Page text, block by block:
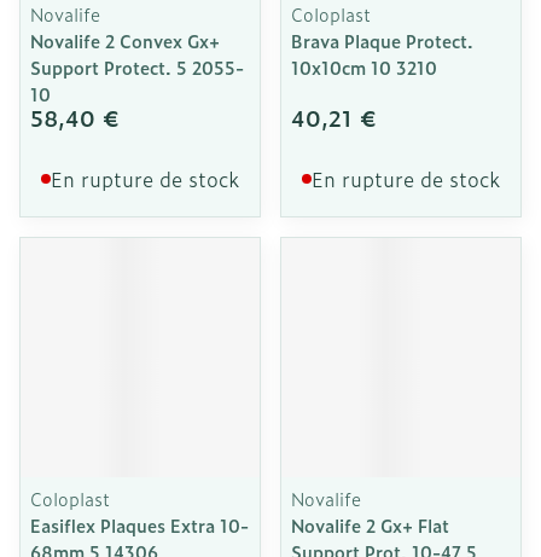
Novalife
Novalife 2 Convex Gx+
Support Protect. 5 2055-
10
58,40 €
En rupture de stock
Coloplast
Brava Plaque Protect.
10x10cm 10 3210
40,21 €
En rupture de stock
Coloplast
Easiflex Plaques Extra 10-
68mm 5 14306
Novalife
Novalife 2 Gx+ Flat
Support Prot. 10-47 5